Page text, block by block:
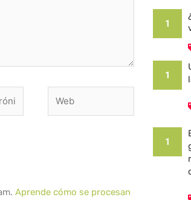
Aprende cómo se procesan
1
1
1